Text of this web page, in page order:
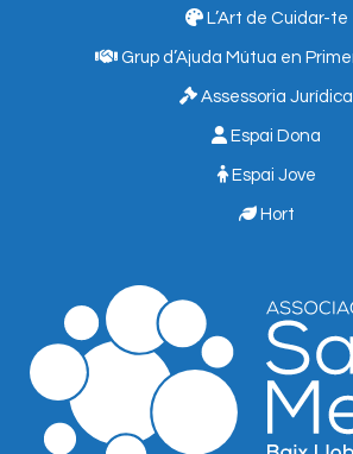
L’Art de Cuidar-te
Grup d’Ajuda Mútua en
Assessoria Jurídica
Espai Dona
Espai Jove
Hort